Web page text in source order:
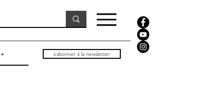
s'abonner à la newsletter